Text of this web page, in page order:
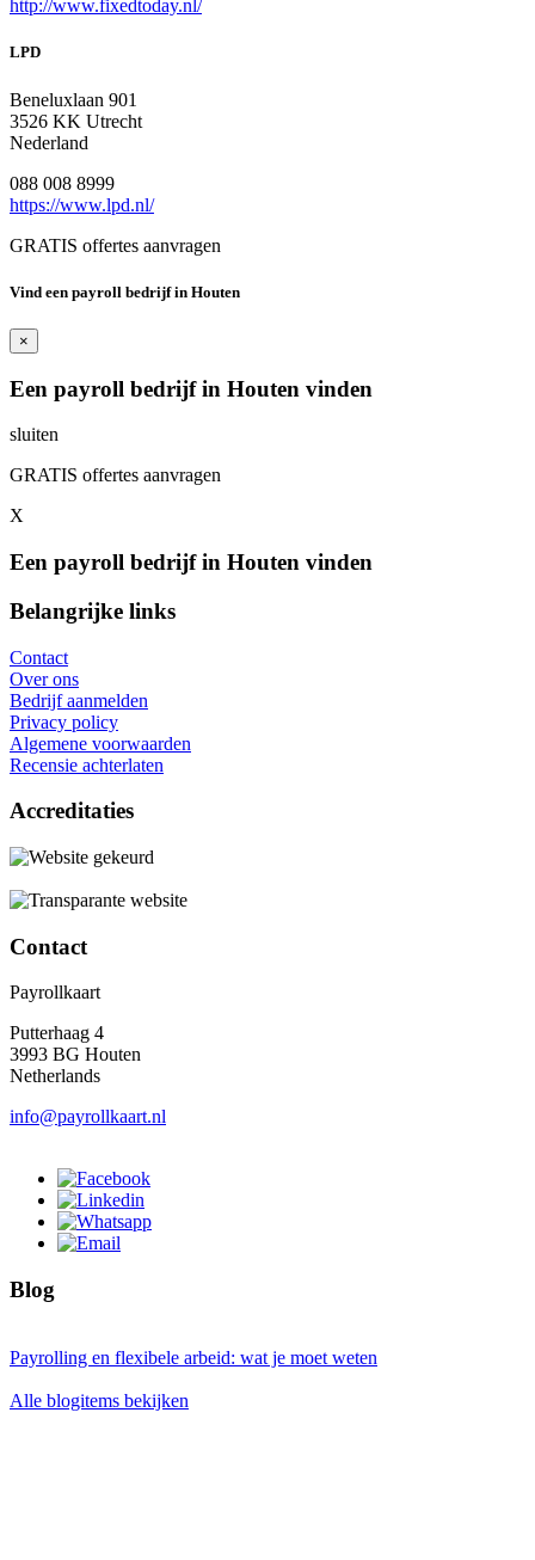
http://www.fixedtoday.nl/
LPD
Beneluxlaan 901
3526 KK Utrecht
Nederland
088 008 8999
https://www.lpd.nl/
GRATIS offertes aanvragen
Vind een payroll bedrijf in Houten
×
Een payroll bedrijf in Houten vinden
sluiten
GRATIS offertes aanvragen
X
Een payroll bedrijf in Houten vinden
Belangrijke links
Contact
Over ons
Bedrijf aanmelden
Privacy policy
Algemene voorwaarden
Recensie achterlaten
Accreditaties
Contact
Payrollkaart
Putterhaag 4
3993 BG Houten
Netherlands
info@payrollkaart.nl
Blog
Payrolling en flexibele arbeid: wat je moet weten
Alle blogitems bekijken